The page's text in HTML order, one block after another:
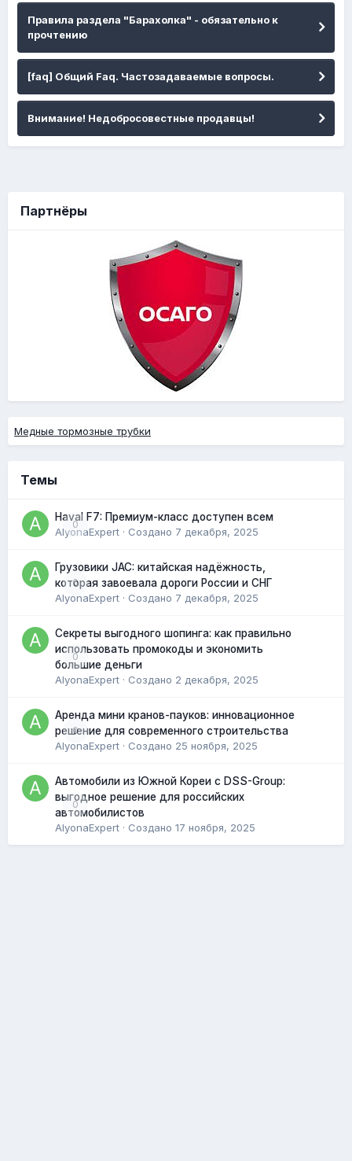
Правила раздела "Барахолка" - обязательно к
прочтению
[faq] Общий Faq. Частозадаваемые вопросы.
Внимание! Недобросовестные продавцы!
Партнёры
Медные тормозные трубки
Темы
0
Haval F7: Премиум-класс доступен всем
AlyonaExpert · Создано 7 декабря, 2025
0
Грузовики JAC: китайская надёжность,
которая завоевала дороги России и СНГ
AlyonaExpert · Создано 7 декабря, 2025
0
Секреты выгодного шопинга: как правильно
использовать промокоды и экономить
большие деньги
AlyonaExpert · Создано 2 декабря, 2025
0
Аренда мини кранов-пауков: инновационное
решение для современного строительства
AlyonaExpert · Создано 25 ноября, 2025
0
Автомобили из Южной Кореи с DSS-Group:
выгодное решение для российских
автомобилистов
AlyonaExpert · Создано 17 ноября, 2025